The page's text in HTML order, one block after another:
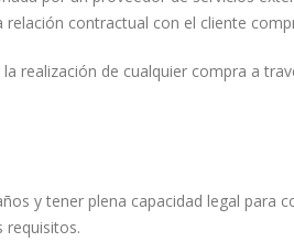
contractual con el cliente
realización de cualquier compra a
y tener plena capacidad legal para
requisitos.